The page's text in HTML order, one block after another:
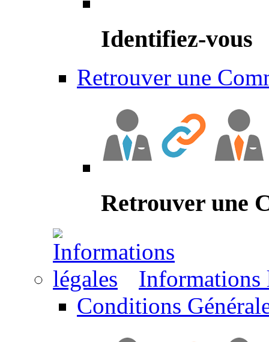
Identifiez-vous
Retrouver une
Retrouver une
Informations
Conditions